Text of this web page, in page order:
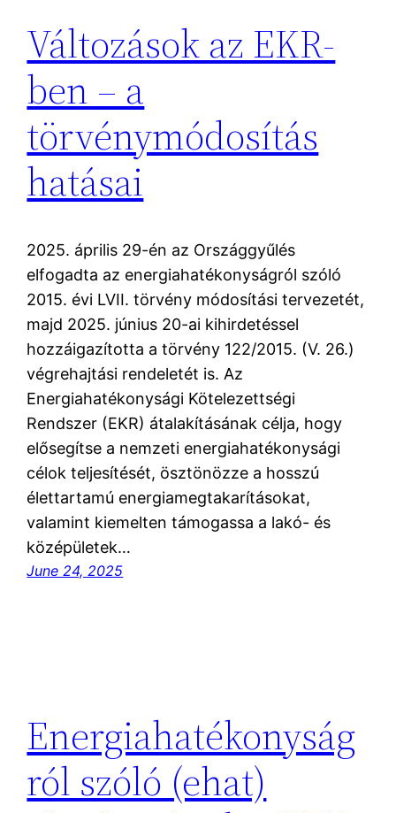
Változások az EKR-
ben – a
törvénymódosítás
hatásai
2025. április 29-én az Országgyűlés
elfogadta az energiahatékonyságról szóló
2015. évi LVII. törvény módosítási tervezetét,
majd 2025. június 20-ai kihirdetéssel
hozzáigazította a törvény 122/2015. (V. 26.)
végrehajtási rendeletét is. Az
Energiahatékonysági Kötelezettségi
Rendszer (EKR) átalakításának célja, hogy
elősegítse a nemzeti energiahatékonysági
célok teljesítését, ösztönözze a hosszú
élettartamú energiamegtakarításokat,
valamint kiemelten támogassa a lakó- és
középületek…
June 24, 2025
Energiahatékonyság
ról szóló (ehat)